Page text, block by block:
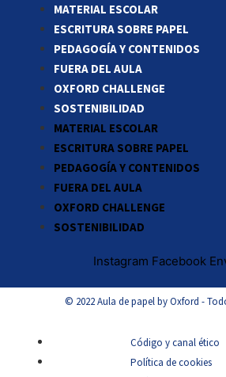
MATERIAL ESCOLAR
ESCRITURA SOBRE PAPEL
PEDAGOGÍA Y CONTENIDOS
FUERA DEL AULA
OXFORD CHALLENGE
SOSTENIBILIDAD
MATERIAL ESCOLAR
ESCRITURA SOBRE PAPEL
PEDAGOGÍA Y CONTENIDOS
FUERA DEL AULA
OXFORD CHALLENGE
SOSTENIBILIDAD
Instagram Facebook
© 2022 Aula de papel by Oxford -
Código y canal ético
Política de cookies